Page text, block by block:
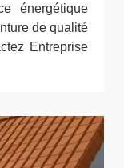
énergétique
de qualité
Entreprise